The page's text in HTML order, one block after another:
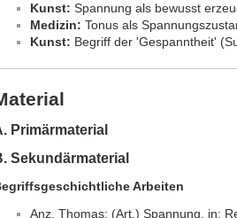
Kunst: Spannung als bewusst
Medizin: Tonus als
Kunst: Begriff der 'Gespanntheit'
Primärmaterial
Sekundärmaterial
Arbeiten
Anz, Thomas: (Art.) Spannung, in: